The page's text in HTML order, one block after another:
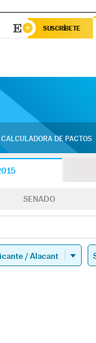
SUSCRÍBETE
CALCULADORA DE PACTOS
SENADO